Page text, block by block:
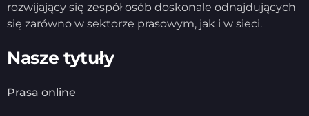
rozwijający się zespół osób doskonale odnajdujących
się zarówno w sektorze prasowym, jak i w sieci.
Nasze tytuły
Prasa online